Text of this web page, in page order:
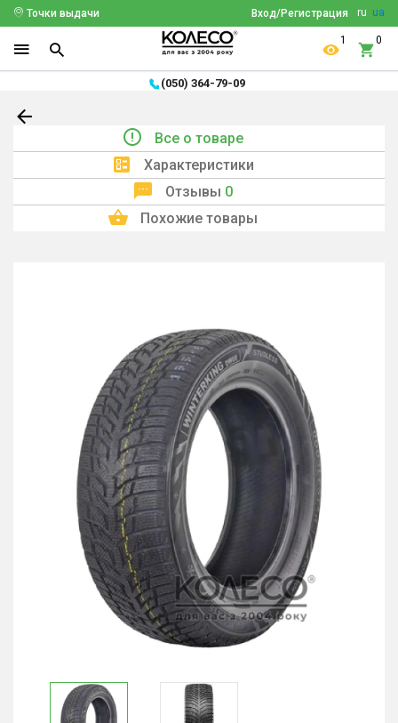
ru ua
Вход/Регистрация
Точки выдачи
1 0
(050) 364-79-09
Все о товаре
Характеристики
Отзывы 0
Похожие товары